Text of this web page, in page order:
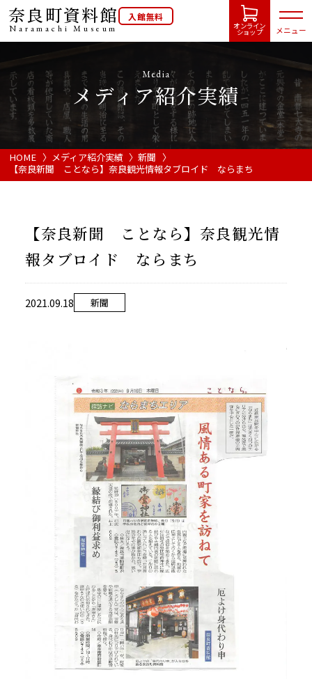
奈良町資料館
NaramachiMuseum
入館無料
オンライン
ショップ メニュー
HOME
開館カレンダー
ご利用案内
当館について
当館について
活動実績
お知らせ
ブログ
オンラインショップ
Media
メディア紹介実績
HOME メディア紹介実績
新聞
【奈良新聞 ことなら】奈良観光情報タブロイド ならまち
【奈良新聞 ことなら】奈良観光情
報タブロイド ならまち
2021.09.18 新聞